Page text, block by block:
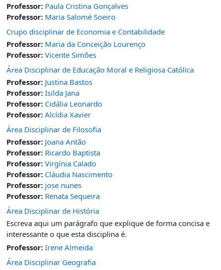
Professor: Paula Cristina Gonçalves
Professor: Maria Salomé Soeiro
Crupo disciplinar de Economia e Contabilidade
Professor: Maria da Conceição Lourenço
Professor: Vicente Simões
Área Disciplinar de Educação Moral e Religiosa Católica
Professor: Justina Bastos
Professor: Isilda Jana
Professor: Cidália Leonardo
Professor: Alcídia Xavier
Área Disciplinar de Filosofia
Professor: Joana Antão
Professor: Ricardo Baptista
Professor: Virgínia Calado
Professor: Cláudia Nascimento
Professor: jose nunes
Professor: Renata Sequeira
Área Disciplinar de História
Escreva aqui um parágrafo que explique de forma concisa e
interessante o que esta disciplina é.
Professor: Irene Almeida
Área Disciplinar Geografia